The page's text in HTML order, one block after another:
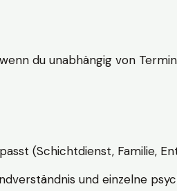
du unabhängig von
(Schichtdienst, Familie,
und einzelne